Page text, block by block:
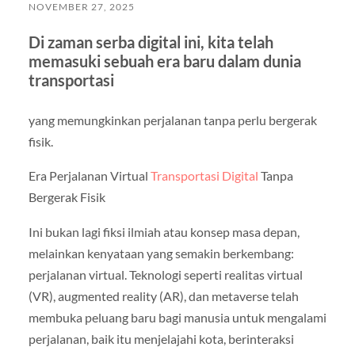
NOVEMBER 27, 2025
Di zaman serba digital ini, kita telah
memasuki sebuah era baru dalam dunia
transportasi
yang memungkinkan perjalanan tanpa perlu bergerak
fisik.
Era Perjalanan Virtual Transportasi Digital Tanpa
Bergerak Fisik
Ini bukan lagi fiksi ilmiah atau konsep masa depan,
melainkan kenyataan yang semakin berkembang:
perjalanan virtual. Teknologi seperti realitas virtual
(VR), augmented reality (AR), dan metaverse telah
membuka peluang baru bagi manusia untuk mengalami
perjalanan, baik itu menjelajahi kota, berinteraksi